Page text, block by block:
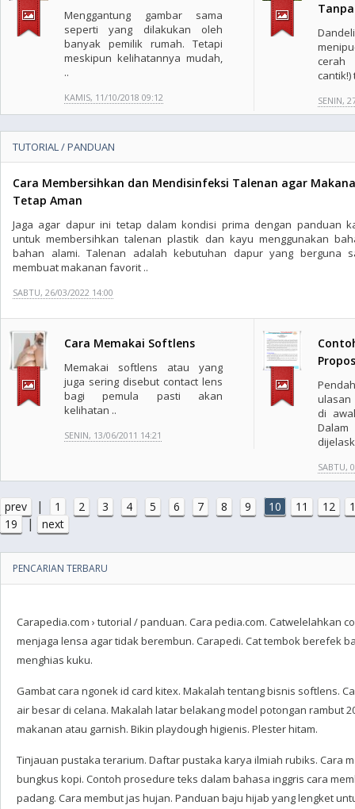
Menggantung gambar sama
seperti yang dilakukan oleh
banyak pemilik rumah. Tetapi
meskipun kelihatannya mudah,
..
KAMIS, 11/10/2018 09:12
cerah
SENIN,
TUTORIAL / PANDUAN
Cara Membersihkan dan Mendisinfeksi Talenan agar
Tetap Aman
Jaga agar dapur ini tetap dalam kondisi prima dengan panduan
untuk membersihkan talenan plastik dan kayu menggunakan
bahan alami. Talenan adalah kebutuhan dapur yang berguna
membuat makanan favorit ..
SABTU, 26/03/2022 14:00
Cara Memakai Softlens
Memakai softlens atau yang
juga sering disebut contact lens
bagi pemula pasti akan
kelihatan ..
SENIN, 13/06/2011 14:21
di
SABTU,
prev | 1 2 3 4 5 6 7 8 9 10 11 12
19
| next
PENCARIAN TERBARU
Carapedia.com › tutorial / panduan‎. Cara pedia.com. Catwelelahkan
menjaga lensa agar tidak berembun. Carapedi. Cat tembok berefek
menghias kuku.
Gambat cara ngonek id card kitex. Makalah tentang bisnis softlens.
air besar di celana. Makalah latar belakang model potongan rambut
makanan atau garnish. Bikin playdough higienis. Plester hitam.
Tinjauan pustaka terarium. Daftar pustaka karya ilmiah rubiks. Cara
bungkus kopi. Contoh prosedure teks dalam bahasa inggris cara
padang. Cara membut jas hujan. Panduan baju hijab yang lengket